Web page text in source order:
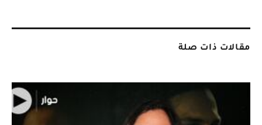
مقالات ذات صلة